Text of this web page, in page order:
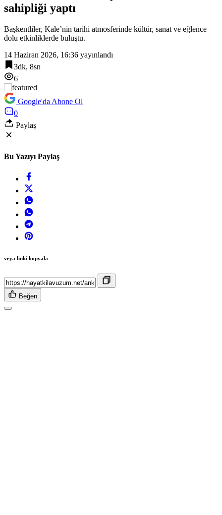
18:48
Bursa İznik ‘MobilFest’in üçüncü durağı oldu
sahipliği yaptı
Başkentliler, Kale’nin tarihi atmosferinde kültür, sanat ve eğlence
dolu etkinliklerde buluştu.
14 Haziran 2026, 16:36 yayınlandı
3dk, 8sn
6
Google'da Abone Ol
0
Paylaş
Bu Yazıyı Paylaş
veya linki kopyala
Beğen